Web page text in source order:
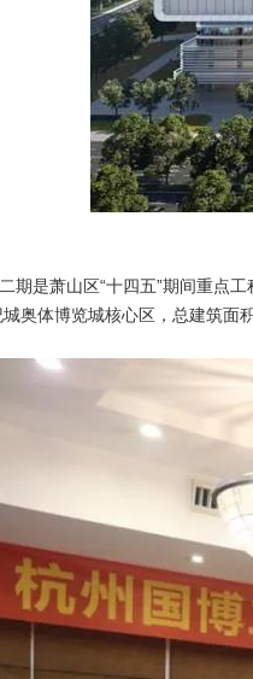
是萧山区“十四五”期间重点工
奥体博览城核心区，总建筑面